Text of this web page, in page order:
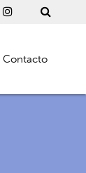
Contacto